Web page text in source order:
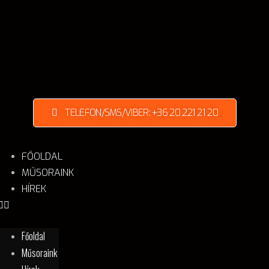
FŐOLDAL
MŰSORAINK
HÍREK
Főoldal
Műsoraink
TELEFON/SMS/VIBER: +36 20 221 21 20